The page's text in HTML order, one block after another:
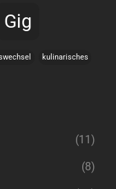
Gig
kulinarisches
(11)
(8)